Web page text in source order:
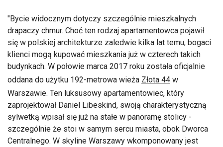
"Bycie widocznym dotyczy szczególnie mieszkalnych
drapaczy chmur. Choć ten rodzaj apartamentowca pojawił
się w polskiej architekturze zaledwie kilka lat temu, bogaci
klienci mogą kupować mieszkania już w czterech takich
budynkach. W połowie marca 2017 roku została oficjalnie
oddana do użytku 192-metrowa wieża Złota 44 w
Warszawie. Ten luksusowy apartamentowiec, który
zaprojektował Daniel Libeskind, swoją charakterystyczną
sylwetką wpisał się już na stałe w panoramę stolicy -
szczególnie że stoi w samym sercu miasta, obok Dworca
Centralnego. W skyline Warszawy wkomponowany jest